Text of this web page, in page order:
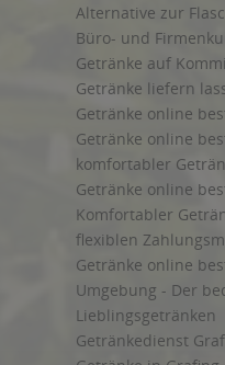
Alternative zur
Büro- und
Getränke auf
Getränke liefern
Getränke online
Getränke online
komfortabler
Getränke online
Komfortabler
flexiblen
Getränke online
Umgebung - Der
Lieblingsgetränken
Getränkedienst